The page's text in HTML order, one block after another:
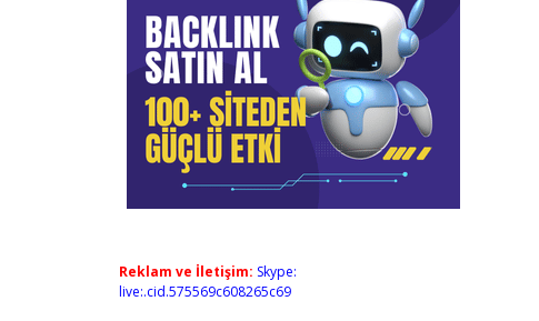
Reklam ve İletişim: Skype:
live:.cid.575569c608265c69